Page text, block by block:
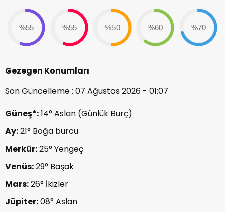
%55 %55 %50 %60 %70
Gezegen Konumları
Son Güncelleme : 07 Ağustos 2026 - 01:07
Güneş*:14° Aslan (Günlük Burç)
Ay:21° Boğa burcu
Merkür:25° Yengeç
Venüs:29° Başak
Mars:26° İkizler
Jüpiter:08° Aslan